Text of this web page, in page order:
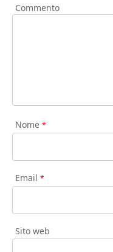
Commento
Nome *
Email *
Sito web